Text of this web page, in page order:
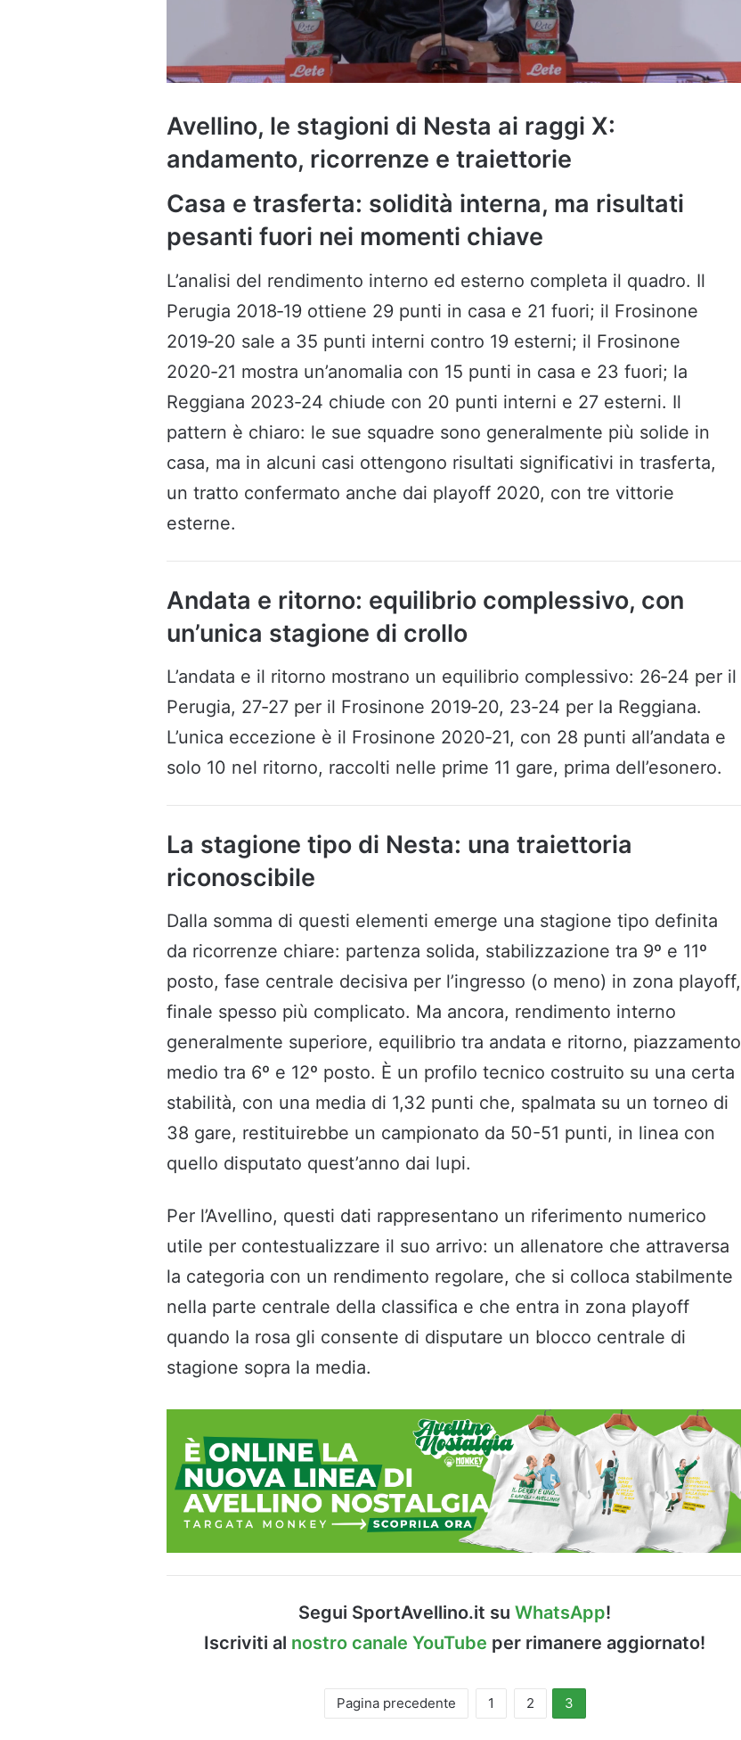
Avellino, le stagioni di Nesta ai raggi X:
andamento, ricorrenze e traiettorie
Casa e trasferta: solidità interna, ma risultati
pesanti fuori nei momenti chiave
L’analisi del rendimento interno ed esterno completa il quadro. Il
Perugia 2018‑19 ottiene 29 punti in casa e 21 fuori; il Frosinone
2019‑20 sale a 35 punti interni contro 19 esterni; il Frosinone
2020‑21 mostra un’anomalia con 15 punti in casa e 23 fuori; la
Reggiana 2023‑24 chiude con 20 punti interni e 27 esterni. Il
pattern è chiaro: le sue squadre sono generalmente più solide in
casa, ma in alcuni casi ottengono risultati significativi in trasferta,
un tratto confermato anche dai playoff 2020, con tre vittorie
esterne.
Andata e ritorno: equilibrio complessivo, con
un’unica stagione di crollo
L’andata e il ritorno mostrano un equilibrio complessivo: 26‑24 per il
Perugia, 27‑27 per il Frosinone 2019‑20, 23‑24 per la Reggiana.
L’unica eccezione è il Frosinone 2020‑21, con 28 punti all’andata e
solo 10 nel ritorno, raccolti nelle prime 11 gare, prima dell’esonero.
La stagione tipo di Nesta: una traiettoria
riconoscibile
Dalla somma di questi elementi emerge una stagione tipo definita
da ricorrenze chiare: partenza solida, stabilizzazione tra 9º e 11º
posto, fase centrale decisiva per l’ingresso (o meno) in zona playoff,
finale spesso più complicato. Ma ancora, rendimento interno
generalmente superiore, equilibrio tra andata e ritorno, piazzamento
medio tra 6º e 12º posto. È un profilo tecnico costruito su una certa
stabilità, con una media di 1,32 punti che, spalmata su un torneo di
38 gare, restituirebbe un campionato da 50-51 punti, in linea con
quello disputato quest’anno dai lupi.
Per l’Avellino, questi dati rappresentano un riferimento numerico
utile per contestualizzare il suo arrivo: un allenatore che attraversa
la categoria con un rendimento regolare, che si colloca stabilmente
nella parte centrale della classifica e che entra in zona playoff
quando la rosa gli consente di disputare un blocco centrale di
stagione sopra la media.
Segui SportAvellino.it su WhatsApp!
Iscriviti al nostro canale YouTube per rimanere aggiornato!
Pagina precedente 1 2 3